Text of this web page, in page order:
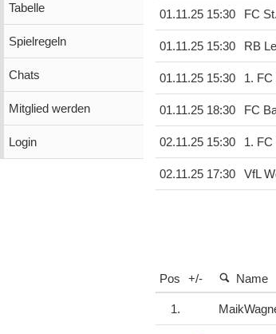
Tabelle
Spielregeln
Chats
Mitglied werden
Login
01.11.25 15:30 FC
01.11.25 15:30 RB
01.11.25 15:30 1. FC
01.11.25 18:30 FC
02.11.25 15:30 1. FC
02.11.25 17:30 VfL
Pos +/- Name
1.